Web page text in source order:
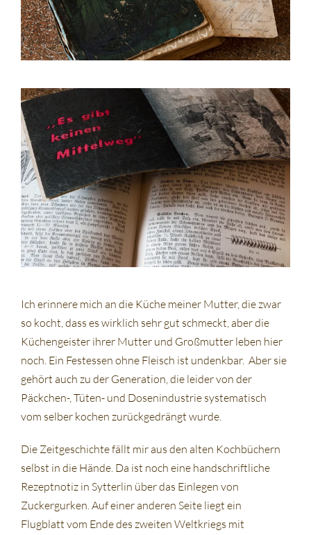
Ich erinnere mich an die Küche meiner Mutter, die zwar
so kocht, dass es wirklich sehr gut schmeckt, aber die
Küchengeister ihrer Mutter und Großmutter leben hier
noch. Ein Festessen ohne Fleisch ist undenkbar. Aber sie
gehört auch zu der Generation, die leider von der
Päckchen-, Tüten- und Dosenindustrie systematisch
vom selber kochen zurückgedrängt wurde.
Die Zeitgeschichte fällt mir aus den alten Kochbüchern
selbst in die Hände. Da ist noch eine handschriftliche
Rezeptnotiz in Sytterlin über das Einlegen von
Zuckergurken. Auf einer anderen Seite liegt ein
Flugblatt vom Ende des zweiten Weltkriegs mit